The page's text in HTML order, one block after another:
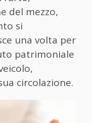
del mezzo,
si
una volta per
patrimoniale
circolazione.